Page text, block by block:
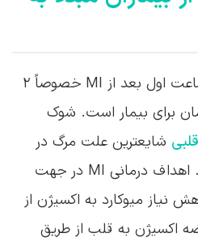
برای بیمار است. شوک
این مرحله زمانی می باشد. اهداف درمانی MI در جهت
اکسیژن به قلب از طریق
اقدامات درمانی و مراقبتی روتین برای بیمار مبتلا به MI